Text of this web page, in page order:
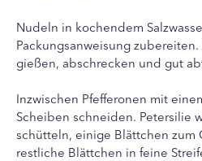
Nudeln in kochendem
Packungsanweisung
gießen, abschrecken und gut
Inzwischen Pfefferonen mit
Scheiben schneiden. Petersilie
schütteln, einige Blättchen zum
restliche Blättchen in feine